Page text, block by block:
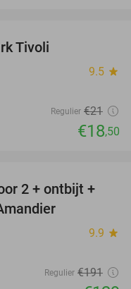
Tivoli
9.5 star
Regulier €21
€18,50
32%
2 + ontbijt +
9.9 star
Regulier €191